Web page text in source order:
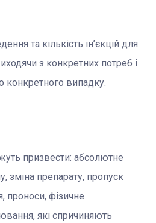
та кількість ін’єкцій для
з конкретних потреб і
конкретного випадку.
призвести: абсолютне
зміна препарату, пропуск
проноси, фізичне
які спричиняють